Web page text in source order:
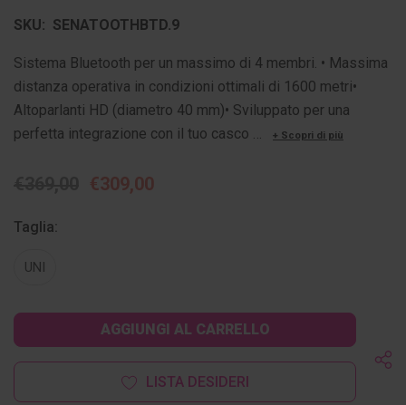
SKU: SENATOOTHBTD.9
Sistema Bluetooth per un massimo di 4 membri. • Massima
distanza operativa in condizioni ottimali di 1600 metri•
Altoparlanti HD (diametro 40 mm)• Sviluppato per una
perfetta integrazione con il tuo casco …
+ Scopri di più
€309,00
Taglia:
UNI
attuale:
LISTA DESIDERI